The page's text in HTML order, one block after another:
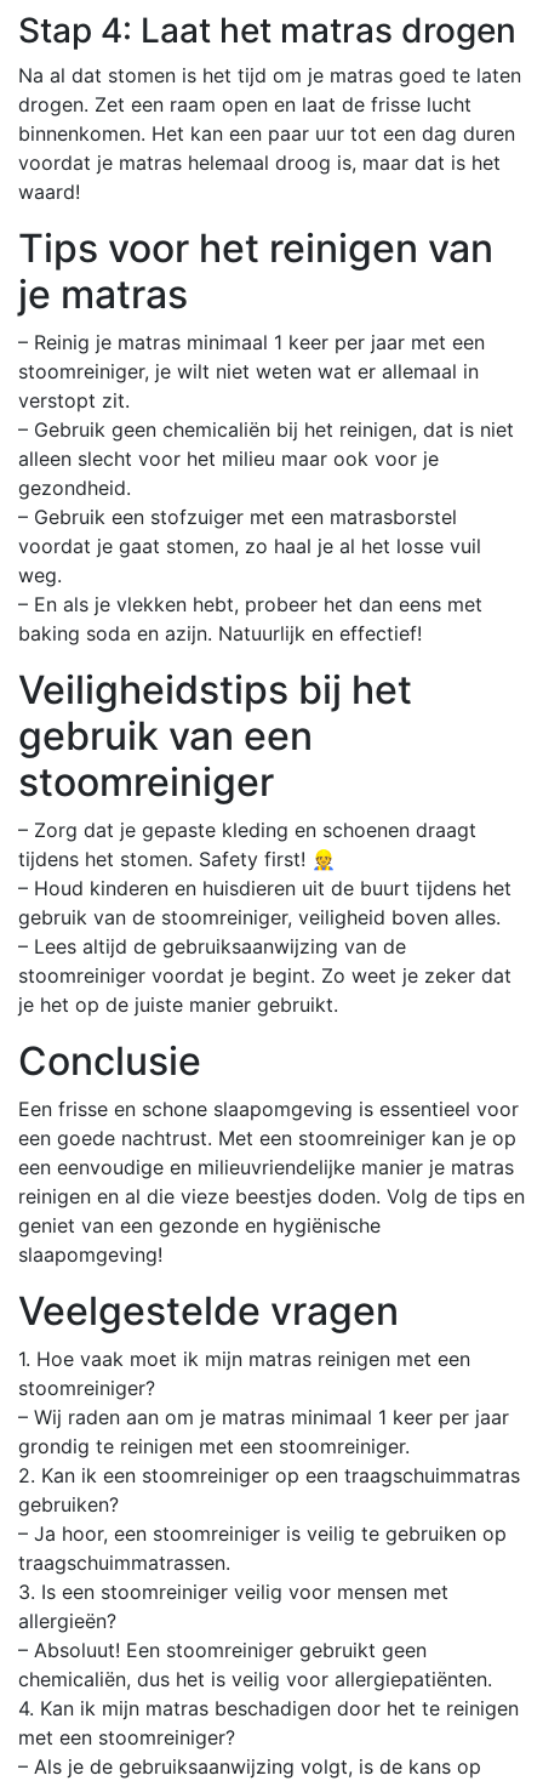
Stap 4: Laat het matras drogen
Na al dat stomen is het tijd om je matras goed te laten
drogen. Zet een raam open en laat de frisse lucht
binnenkomen. Het kan een paar uur tot een dag duren
voordat je matras helemaal droog is, maar dat is het
waard!
Tips voor het reinigen van
je matras
– Reinig je matras minimaal 1 keer per jaar met een
stoomreiniger, je wilt niet weten wat er allemaal in
verstopt zit.
– Gebruik geen chemicaliën bij het reinigen, dat is niet
alleen slecht voor het milieu maar ook voor je
gezondheid.
– Gebruik een stofzuiger met een matrasborstel
voordat je gaat stomen, zo haal je al het losse vuil
weg.
– En als je vlekken hebt, probeer het dan eens met
baking soda en azijn. Natuurlijk en effectief!
Veiligheidstips bij het
gebruik van een
stoomreiniger
– Zorg dat je gepaste kleding en schoenen draagt
tijdens het stomen. Safety first! 👷
– Houd kinderen en huisdieren uit de buurt tijdens het
gebruik van de stoomreiniger, veiligheid boven alles.
– Lees altijd de gebruiksaanwijzing van de
stoomreiniger voordat je begint. Zo weet je zeker dat
je het op de juiste manier gebruikt.
Conclusie
Een frisse en schone slaapomgeving is essentieel voor
een goede nachtrust. Met een stoomreiniger kan je op
een eenvoudige en milieuvriendelijke manier je matras
reinigen en al die vieze beestjes doden. Volg de tips en
geniet van een gezonde en hygiënische
slaapomgeving!
Veelgestelde vragen
1. Hoe vaak moet ik mijn matras reinigen met een
stoomreiniger?
– Wij raden aan om je matras minimaal 1 keer per jaar
grondig te reinigen met een stoomreiniger.
2. Kan ik een stoomreiniger op een traagschuimmatras
gebruiken?
– Ja hoor, een stoomreiniger is veilig te gebruiken op
traagschuimmatrassen.
3. Is een stoomreiniger veilig voor mensen met
allergieën?
– Absoluut! Een stoomreiniger gebruikt geen
chemicaliën, dus het is veilig voor allergiepatiënten.
4. Kan ik mijn matras beschadigen door het te reinigen
met een stoomreiniger?
– Als je de gebruiksaanwijzing volgt, is de kans op